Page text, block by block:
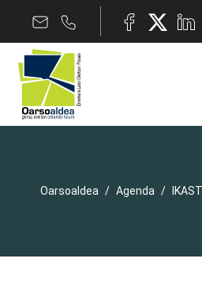
Oarsoaldea Agenda